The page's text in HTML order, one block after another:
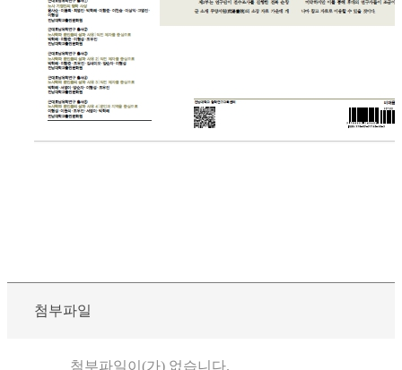
첨부파일
첨부파일이(가) 없습니다.